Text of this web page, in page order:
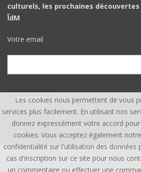
culturels, les prochaines
ÎdM
Votre email
ÎLE DU MONDE ©, TOUS DROITS
Les cookies nous permettent de vous
services plus facilement. En utilisant nos
donnez expressément votre accord
cookies. Vous acceptez également
confidentialité sur l'utilisation des données
cas d'inscription sur ce site pour nous
un commentaire ou effectuer une